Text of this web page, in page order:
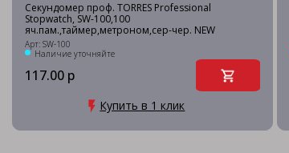
Секундомер проф. TORRES Professional
Stopwatch, SW-100,100
яч.пам.,таймер,метроном,сер-чер. NEW
Арт: SW-100
Наличие уточняйте
117.00 р
Купить в 1 клик